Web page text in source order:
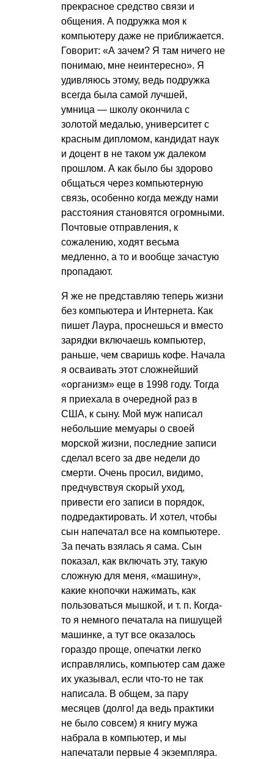
прекрасное средство связи и
общения. А подружка моя к
компьютеру даже не приближается.
Говорит: «А зачем? Я там ничего не
понимаю, мне неинтересно». Я
удивляюсь этому, ведь подружка
всегда была самой лучшей,
умница — школу окончила с
золотой медалью, университет с
красным дипломом, кандидат наук
и доцент в не таком уж далеком
прошлом. А как было бы здорово
общаться через компьютерную
связь, особенно когда между нами
расстояния становятся огромными.
Почтовые отправления, к
сожалению, ходят весьма
медленно, а то и вообще зачастую
пропадают.
Я же не представляю теперь жизни
без компьютера и Интернета. Как
пишет Лаура, проснешься и вместо
зарядки включаешь компьютер,
раньше, чем сваришь кофе. Начала
я осваивать этот сложнейший
«организм» еще в 1998 году. Тогда
я приехала в очередной раз в
США, к сыну. Мой муж написал
небольшие мемуары о своей
морской жизни, последние записи
сделал всего за две недели до
смерти. Очень просил, видимо,
предчувствуя скорый уход,
привести его записи в порядок,
подредактировать. И хотел, чтобы
сын напечатал все на компьютере.
За печать взялась я сама. Сын
показал, как включать эту, такую
сложную для меня, «машину»,
какие кнопочки нажимать, как
пользоваться мышкой, и т. п. Когда-
то я немного печатала на пишущей
машинке, а тут все оказалось
гораздо проще, опечатки легко
исправлялись, компьютер сам даже
их указывал, если что-то не так
написала. В общем, за пару
месяцев (долго! да ведь практики
не было совсем) я книгу мужа
набрала в компьютер, и мы
напечатали первые 4 экземпляра.